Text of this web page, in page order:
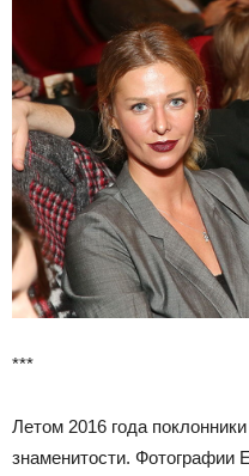
***
Летом 2016 года
знаменитости. Фотографии